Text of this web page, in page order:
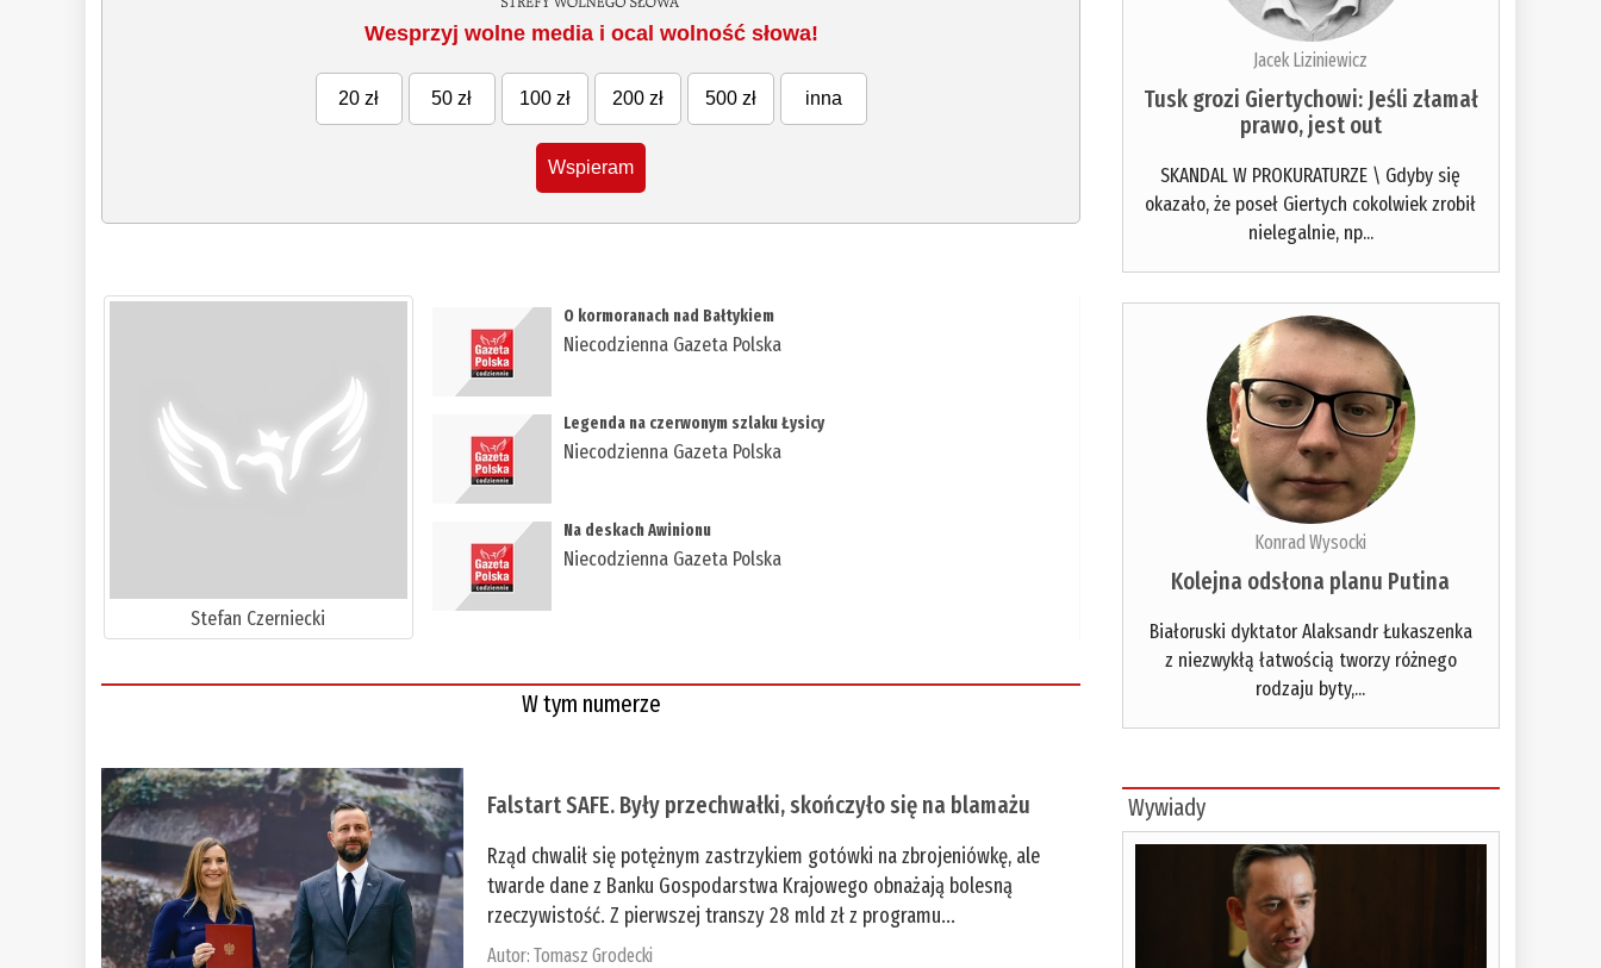
Wesprzyj wolne media i ocal wolność słowa!
20 zł 50 zł 100 zł 200 zł 500 zł inna
Wspieram
Stefan Czerniecki
O kormoranach nad Bałtykiem
Niecodzienna Gazeta Polska
Legenda na czerwonym szlaku Łysicy
Niecodzienna Gazeta Polska
Na deskach Awinionu
Niecodzienna Gazeta Polska
W tym numerze
Falstart SAFE. Były przechwałki, skończyło się na blamażu
Rząd chwalił się potężnym zastrzykiem gotówki na zbrojeniówkę, ale
twarde dane z Banku Gospodarstwa Krajowego obnażają bolesną
rzeczywistość. Z pierwszej transzy 28 mld zł z programu...
Autor:Tomasz Grodecki
Jacek Liziniewicz
Tusk grozi Giertychowi: Jeśli złamał
prawo, jest out
SKANDAL W PROKURATURZE \ Gdyby się
okazało, że poseł Giertych cokolwiek zrobił
nielegalnie, np...
Konrad Wysocki
Kolejna odsłona planu Putina
Białoruski dyktator Alaksandr Łukaszenka
z niezwykłą łatwością tworzy różnego
rodzaju byty,...
Wywiady